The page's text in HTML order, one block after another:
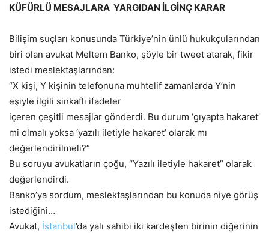
KÜFÜRLÜ MESAJLARA YARGIDAN İLGİNÇ KARAR
Bilişim suçları konusunda Türkiye’nin ünlü hukukçularından
biri olan avukat Meltem Banko, şöyle bir tweet atarak, fikir
istedi meslektaşlarından:
“X kişi, Y kişinin telefonuna muhtelif zamanlarda Y’nin
eşiyle ilgili sinkaflı ifadeler
içeren çeşitli mesajlar gönderdi. Bu durum ‘gıyapta hakaret’
mi olmalı yoksa ‘yazılı iletiyle hakaret’ olarak mı
değerlendirilmeli?”
Bu soruyu avukatların çoğu, “Yazılı iletiyle hakaret” olarak
değerlendirdi.
Banko’ya sordum, meslektaşlarından bu konuda niye görüş
istediğini…
Avukat, İstanbul’da yalı sahibi iki kardeşten birinin diğerinin